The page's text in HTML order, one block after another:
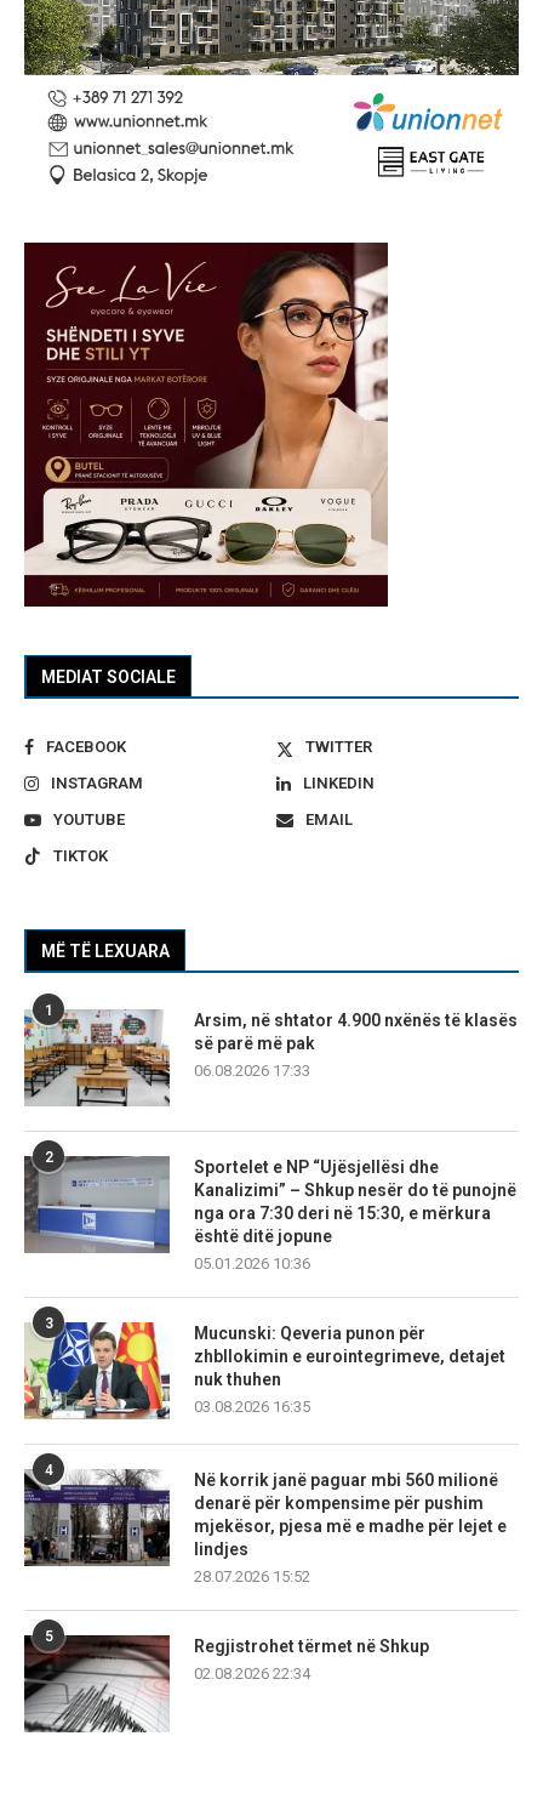
MEDIAT SOCIALE
FACEBOOK
TWITTER
INSTAGRAM
LINKEDIN
YOUTUBE
EMAIL
TIKTOK
MË TË LEXUARA
1
Arsim, në shtator 4.900 nxënës të klasës
së parë më pak
06.08.2026 17:33
2
Sportelet e NP “Ujësjellësi dhe
Kanalizimi” – Shkup nesër do të punojnë
nga ora 7:30 deri në 15:30, e mërkura
është ditë jopune
05.01.2026 10:36
3
Mucunski: Qeveria punon për
zhbllokimin e eurointegrimeve, detajet
nuk thuhen
03.08.2026 16:35
4
Në korrik janë paguar mbi 560 milionë
denarë për kompensime për pushim
mjekësor, pjesa më e madhe për lejet e
lindjes
28.07.2026 15:52
5
Regjistrohet tërmet në Shkup
02.08.2026 22:34